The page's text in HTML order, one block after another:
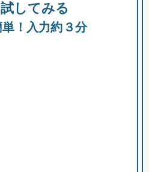
資 出資
してみる
！入力約３分